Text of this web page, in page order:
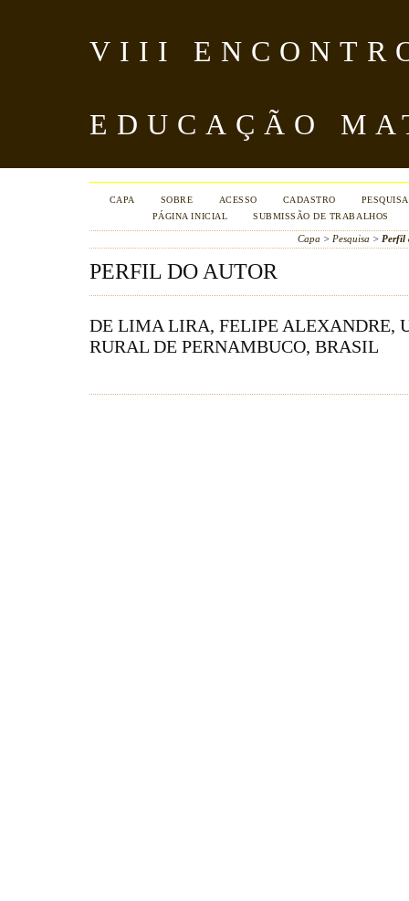
VIII
EDUCAÇÃO
CAPA SOBRE ACESSO CADASTRO
PESQUISA
PÁGINA INICIAL
SUBMISSÃO DE TRABALHOS
Capa > Pesquisa > Perfil
PERFIL DO AUTOR
DE LIMA LIRA, FELIPE ALEXANDRE,
RURAL DE PERNAMBUCO, BRASIL